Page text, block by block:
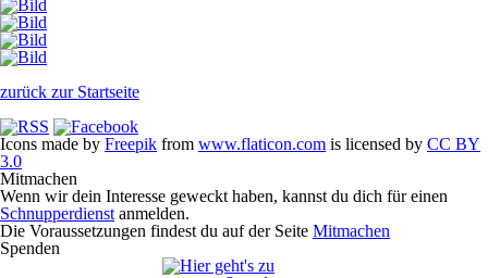
zurück zur Startseite
Icons made by Freepik from www.flaticon.com is licensed by CC BY
3.0
Mitmachen
Wenn wir dein Interesse geweckt haben, kannst du dich für einen
Schnupperdienst anmelden.
Die Voraussetzungen findest du auf der Seite Mitmachen
Spenden